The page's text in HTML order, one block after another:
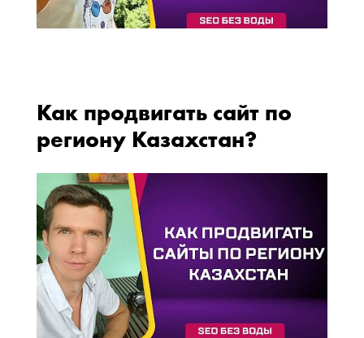
Как продвигать сайт по
региону Казахстан?